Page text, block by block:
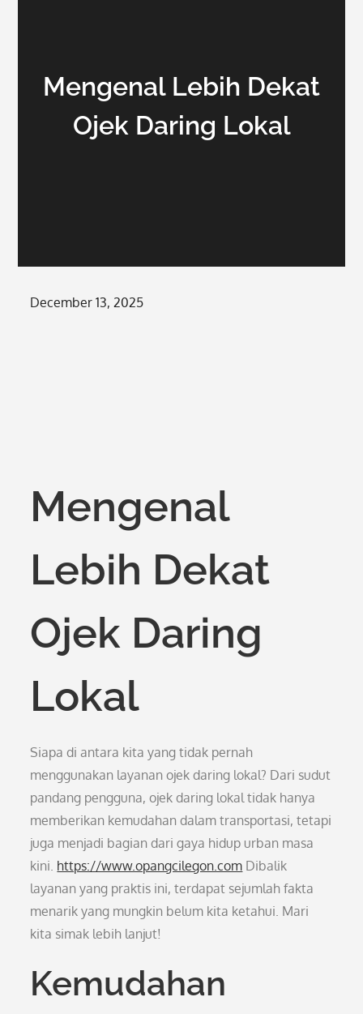
Mengenal Lebih Dekat
Ojek Daring Lokal
Posted
December 13, 2025
Mengenal
Lebih Dekat
Ojek Daring
Lokal
Siapa di antara kita yang tidak pernah
menggunakan layanan ojek daring lokal? Dari sudut
pandang pengguna, ojek daring lokal tidak hanya
memberikan kemudahan dalam transportasi, tetapi
juga menjadi bagian dari gaya hidup urban masa
kini. https://www.opangcilegon.com Dibalik
layanan yang praktis ini, terdapat sejumlah fakta
menarik yang mungkin belum kita ketahui. Mari
kita simak lebih lanjut!
Kemudahan